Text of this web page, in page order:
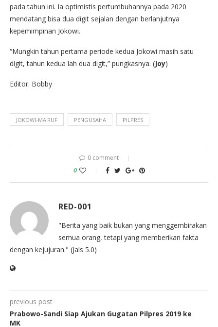
pada tahun ini. Ia optimistis pertumbuhannya pada 2020
mendatang bisa dua digit sejalan dengan berlanjutnya
kepemimpinan Jokowi.
“Mungkin tahun pertama periode kedua Jokowi masih satu
digit, tahun kedua lah dua digit,” pungkasnya. (Joy)
Editor: Bobby
JOKOWI-MA'RUF PENGUSAHA PILPRES
0 comment
0
RED-001
"Berita yang baik bukan yang menggembirakan
semua orang, tetapi yang memberikan fakta
dengan kejujuran." (Jals 5.0)
previous post
Prabowo-Sandi Siap Ajukan Gugatan Pilpres 2019 ke
MK